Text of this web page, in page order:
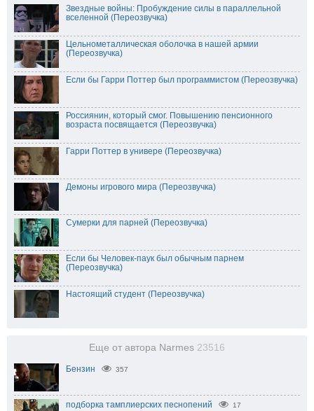
Звездные войны: Пробуждение силы в параллельной
вселенной (Переозвучка)
Цельнометаллическая оболочка в нашей армии
(Переозвучка)
Если бы Гарри Поттер был программистом (Переозвучка)
Россиянин, который смог. Повышению пенсионного
возраста посвящается (Переозвучка)
Гарри Поттер в универе (Переозвучка)
Демоны игрового мира (Переозвучка)
Сумерки для парней (Переозвучка)
Если бы Человек-паук был обычным парнем
(Переозвучка)
Настоящий студент (Переозвучка)
Еще от автора Narmes 23516
Бензин 357
подборка тамплиерских песнопений 17